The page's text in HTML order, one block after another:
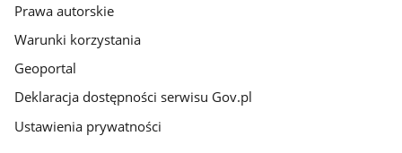
Prawa autorskie
Warunki korzystania
Geoportal
Deklaracja dostępności serwisu Gov.pl
Ustawienia prywatności